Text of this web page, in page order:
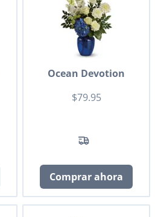
Ocean Devotion
$79.95
Comprar ahora